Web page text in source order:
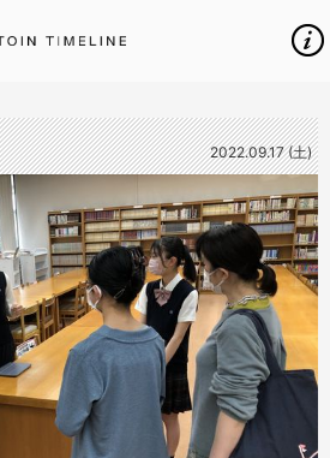
2022.09.17 (土)